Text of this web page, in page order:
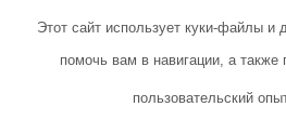
Куриное яйцо Куриное
Этот сайт использует куки-файлы и
помочь вам в навигации, а также
пользовательский